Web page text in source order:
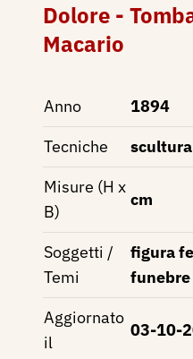
Dolore -
Macario
Anno
1894
Tecniche
Misure (H x
B)
cm
Soggetti /
Temi
figura
funebre
Aggiornato
il
03-10-